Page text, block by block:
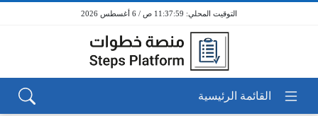
11:37:59 ص / 6 أغسطس 2026